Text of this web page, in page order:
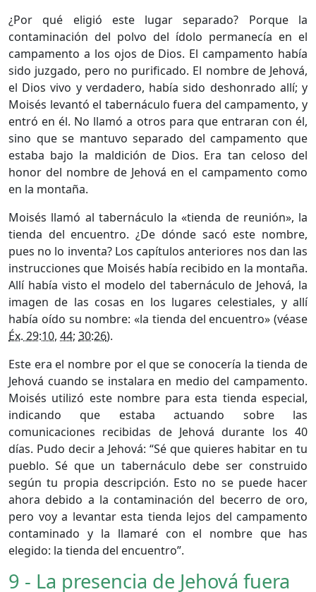
¿Por qué eligió este lugar separado? Porque la
contaminación del polvo del ídolo permanecía en el
campamento a los ojos de Dios. El campamento había
sido juzgado, pero no purificado. El nombre de Jehová,
el Dios vivo y verdadero, había sido deshonrado allí; y
Moisés levantó el tabernáculo fuera del campamento, y
entró en él. No llamó a otros para que entraran con él,
sino que se mantuvo separado del campamento que
estaba bajo la maldición de Dios. Era tan celoso del
honor del nombre de Jehová en el campamento como
en la montaña.
Moisés llamó al tabernáculo la «tienda de reunión», la
tienda del encuentro. ¿De dónde sacó este nombre,
pues no lo inventa? Los capítulos anteriores nos dan las
instrucciones que Moisés había recibido en la montaña.
Allí había visto el modelo del tabernáculo de Jehová, la
imagen de las cosas en los lugares celestiales, y allí
había oído su nombre: «la tienda del encuentro» (véase
Éx. 29:10, 44; 30:26).
Este era el nombre por el que se conocería la tienda de
Jehová cuando se instalara en medio del campamento.
Moisés utilizó este nombre para esta tienda especial,
indicando que estaba actuando sobre las
comunicaciones recibidas de Jehová durante los 40
días. Pudo decir a Jehová: “Sé que quieres habitar en tu
pueblo. Sé que un tabernáculo debe ser construido
según tu propia descripción. Esto no se puede hacer
ahora debido a la contaminación del becerro de oro,
pero voy a levantar esta tienda lejos del campamento
contaminado y la llamaré con el nombre que has
elegido: la tienda del encuentro”.
9 - La presencia de Jehová fuera